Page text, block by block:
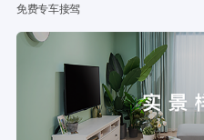
免费专车接驾